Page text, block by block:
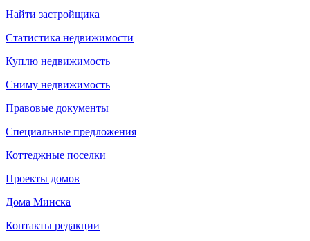
Найти застройщика
Статистика недвижимости
Куплю недвижимость
Сниму недвижимость
Правовые документы
Специальные предложения
Коттеджные поселки
Проекты домов
Дома Минска
Контакты редакции